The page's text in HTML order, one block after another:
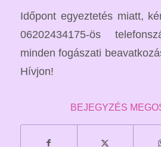
Időpont egyeztetés miatt,
06202434175-ös
minden fogászati
Hívjon!
BEJEGYZÉS